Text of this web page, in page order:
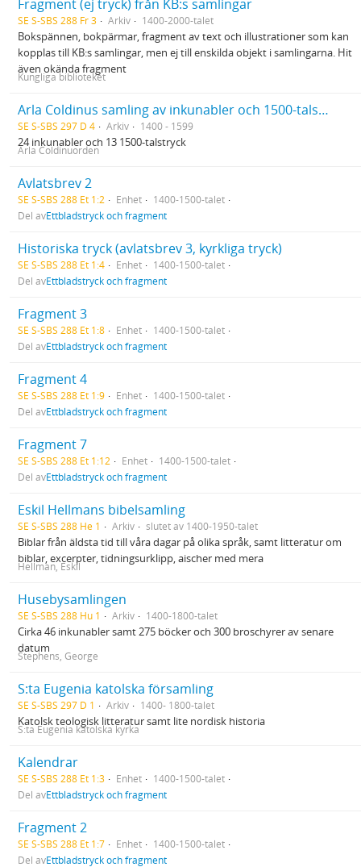
Fragment (ej tryck) från KB:s samlingar
SE S-SBS 288 Fr 3 Arkiv 1400-2000-talet
Bokspännen, bokpärmar, fragment av text och illustrationer som kan
kopplas till KB:s samlingar, men ej till enskilda objekt i samlingarna. Hit
även okända fragment
Kungliga biblioteket
Arla Coldinus samling av inkunabler och 1500-talstryck
SE S-SBS 297 D 4 Arkiv 1400 - 1599
24 inkunabler och 13 1500-talstryck
Arla Coldinuorden
Avlatsbrev 2
SE S-SBS 288 Et 1:2 Enhet
1400-1500-talet
Del avEttbladstryck och fragment
Historiska tryck (avlatsbrev 3, kyrkliga tryck)
SE S-SBS 288 Et 1:4 Enhet
1400-1500-talet
Del avEttbladstryck och fragment
Fragment 3
SE S-SBS 288 Et 1:8 Enhet
1400-1500-talet
Del avEttbladstryck och fragment
Fragment 4
SE S-SBS 288 Et 1:9 Enhet
1400-1500-talet
Del avEttbladstryck och fragment
Fragment 7
SE S-SBS 288 Et 1:12 Enhet
1400-1500-talet
Del avEttbladstryck och fragment
Eskil Hellmans bibelsamling
SE S-SBS 288 He 1 Arkiv slutet av 1400-1950-talet
Biblar från äldsta tid till våra dagar på olika språk, samt litteratur om
biblar, excerpter, tidningsurklipp, aischer med mera
Hellman, Eskil
Husebysamlingen
SE S-SBS 288 Hu 1 Arkiv 1400-1800-talet
Cirka 46 inkunabler samt 275 böcker och 300 broschyrer av senare
datum
Stephens, George
S:ta Eugenia katolska församling
SE S-SBS 297 D 1 Arkiv 1400- 1800-talet
Katolsk teologisk litteratur samt lite nordisk historia
S:ta Eugenia katolska kyrka
Kalendrar
SE S-SBS 288 Et 1:3 Enhet
1400-1500-talet
Del avEttbladstryck och fragment
Fragment 2
SE S-SBS 288 Et 1:7 Enhet
1400-1500-talet
Del avEttbladstryck och fragment